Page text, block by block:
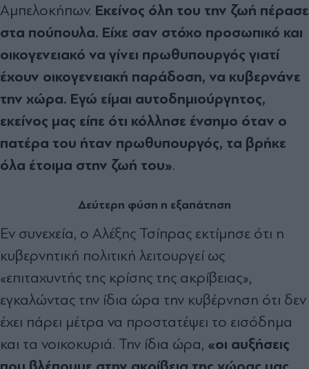
Αμπελοκήπων. Εκείνος όλη του την ζωή πέρασε
στα πούπουλα. Είχε σαν στόχο προσωπικό και
οικογενειακό να γίνει πρωθυπουργός γιατί
έχουν οικογενειακή παράδοση, να κυβερνάνε
την χώρα. Εγώ είμαι αυτοδημιούργητος,
εκείνος μας είπε ότι κόλλησε ένσημο όταν ο
πατέρα του ήταν πρωθυπουργός, τα βρήκε
όλα έτοιμα στην ζωή του».
Δεύτερη φύση η εξαπάτηση
Εν συνεχεία, ο Αλέξης Τσίπρας εκτίμησε ότι η
κυβερνητική πολιτική λειτουργεί ως
«επιταχυντής της κρίσης της ακρίβειας»,
εγκαλώντας την ίδια ώρα την κυβέρνηση ότι δεν
έχει πάρει μέτρα να προστατέψει το εισόδημα
και τα νοικοκυριά. Την ίδια ώρα, «οι αυξήσεις